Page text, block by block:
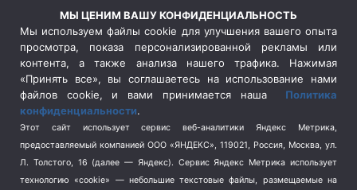
(510)
Сельское хозяйство (3)
Социальная политика
(3)
Спецоперация в Украине
Спецоперация на Украине
(404)
Спорт (740)
Терроризм (1)
Транспорт (262)
МЫ ЦЕНИМ ВАШУ КОНФИДЕНЦИАЛЬНОСТЬ
Мы используем файлы cookie для улучшения вашего опыта
просмотра, показа персонализированной рекламы или
контента, а также анализа нашего трафика. Нажимая
«Принять все», вы соглашаетесь на использование нами
файлов cookie, и вами принимается наша Политика
конфиденциальности.
Этот сайт использует сервис веб-аналитики Яндекс Метрика,
предоставляемый компанией ООО «ЯНДЕКС», 119021, Россия, Москва, ул.
Л. Толстого, 16 (далее — Яндекс). Сервис Яндекс Метрика использует
технологию «cookie» — небольшие текстовые файлы, размещаемые на